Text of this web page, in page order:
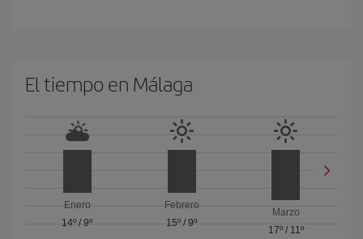
El tiempo en Málaga
Enero
14º /9º
Febrero
15º / 9º
Marzo
17º/ 11º